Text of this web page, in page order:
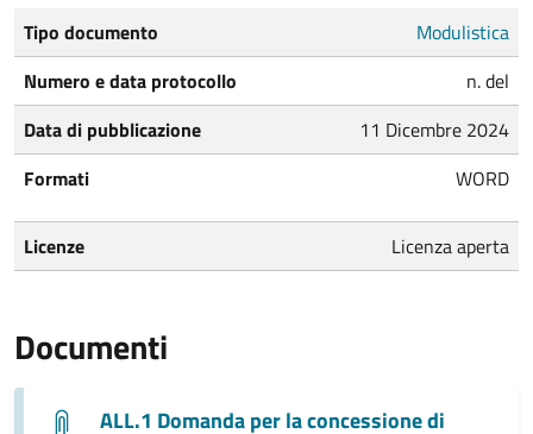
Tipo documento
Modulistica
Numero e data protocollo
n. del
Data di pubblicazione
11 Dicembre 2024
Formati
WORD
Licenze Licenza aperta
Documenti
ALL.1 Domanda per la concessione di